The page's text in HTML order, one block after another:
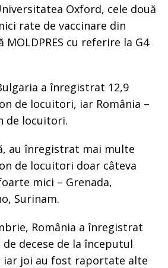
Oxford, cele două
rate de vaccinare din
MOLDPRES cu referire la G4
a înregistrat 12,9
de locuitori, iar România –
de locuitori.
au înregistrat mai multe
de locuitori doar câteva
mici – Grenada,
Surinam.
România a înregistrat
decese de la începutul
iar joi au fost raportate alte